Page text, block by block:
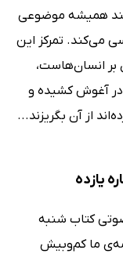
همیشه موضوعی
می‌کند. تمرکز این
بر انسان‌هاست،
در آغوش کشیده و
از آن بگریزند...
یازده
کتاب شنبه
ما کم‌وبیش